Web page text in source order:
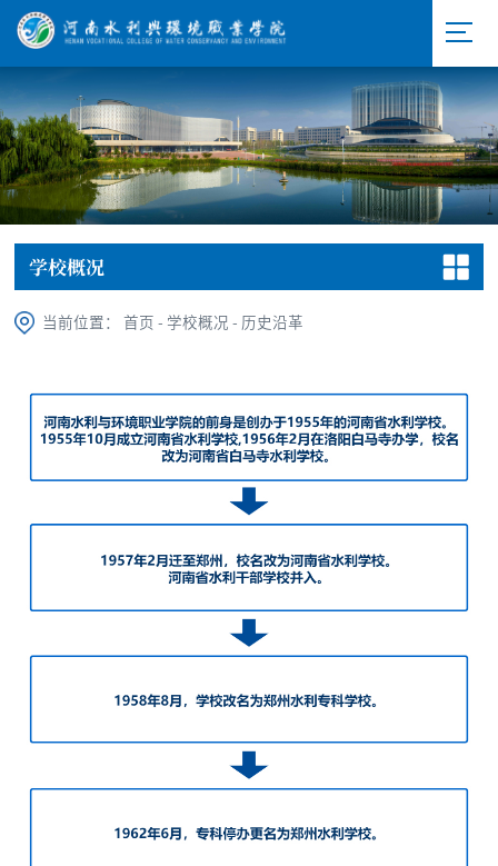
学校概况
当前位置： 首页 - 学校概况 - 历史沿革